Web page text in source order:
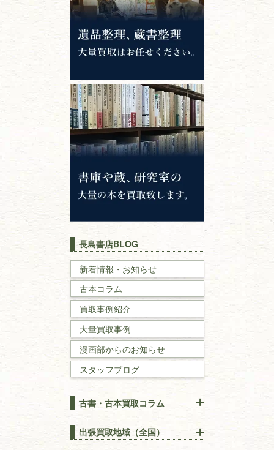
専門書・ 学術書
哲学書・思想書
心理学・倫理学
仏教書
神道・神社仏閣
イスラム教
キリスト教
世界史・
戦記・戦史
国文学・
理工書
数学書・物理学書
建築書
漢方・鍼灸・東洋医学
易学・占い
長島書店BLOG
新着情報・お知らせ
古本コラム
買取事例紹介
大量買取事例
漫画部からのお知らせ
スタッフブログ
古書・古本買取コラム
【出張買取】古本の大量買取
りOK！効率的に売る方法
出張買取地域（全国）